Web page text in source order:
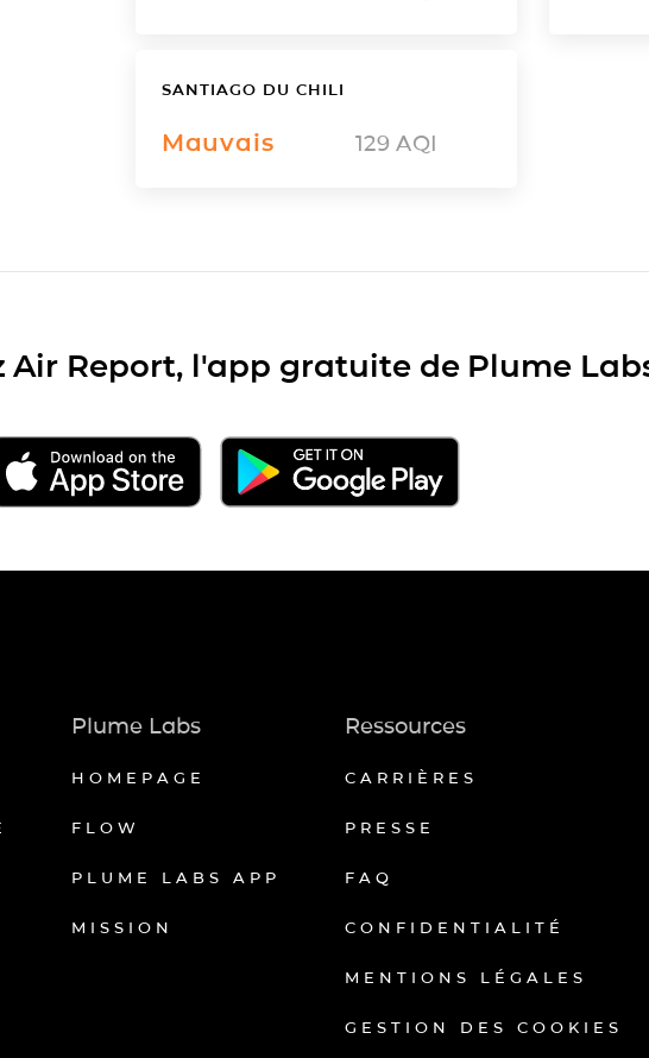
SANTIAGO DU CHILI
Mauvais 129 AQI
Air Report, l'app gratuite de Plume
Plume Labs
HOMEPAGE
FLOW
PLUME LABS APP
MISSION
Ressources
CARRIÈRES
PRESSE
FAQ
CONFIDENTIALITÉ
MENTIONS LÉGALES
GESTION DES COOKIES